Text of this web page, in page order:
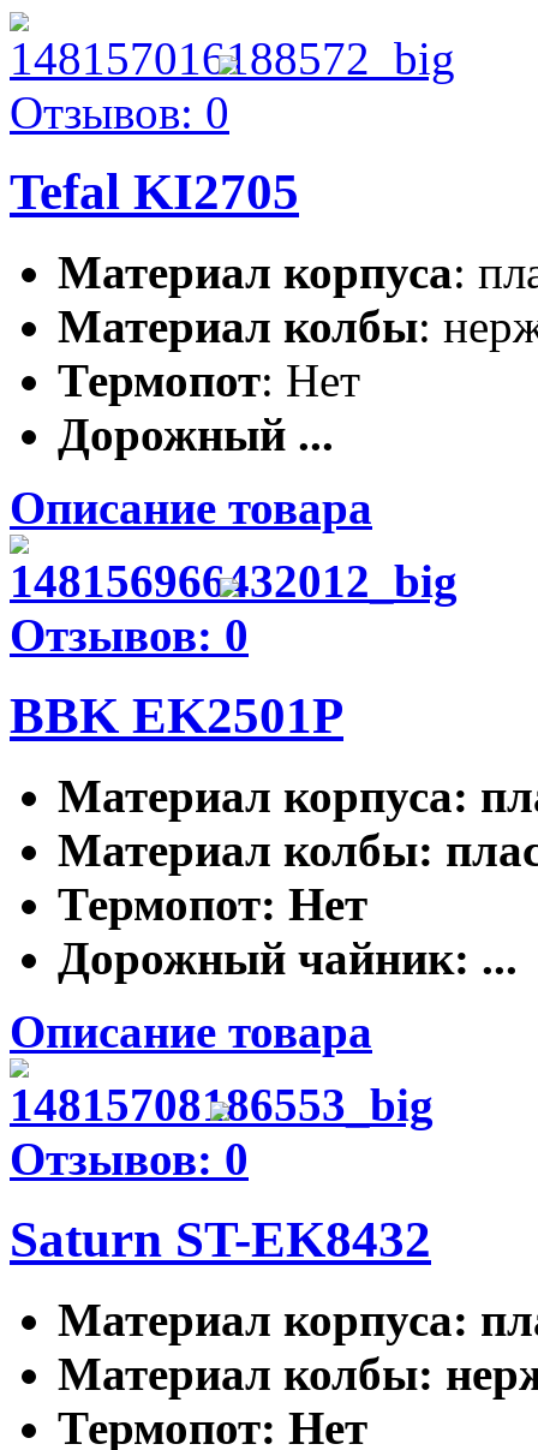
Отзывов: 0
Tefal KI2705
Материал корпуса:
Материал колбы:
Термопот: Нет
Дорожный ...
Описание товара
Отзывов: 0
BBK EK2501P
Материал корпуса:
Материал колбы:
Термопот: Нет
Дорожный чайник: ...
Описание товара
Отзывов: 0
Saturn ST-EK8432
Материал корпуса:
Материал колбы:
Термопот: Нет